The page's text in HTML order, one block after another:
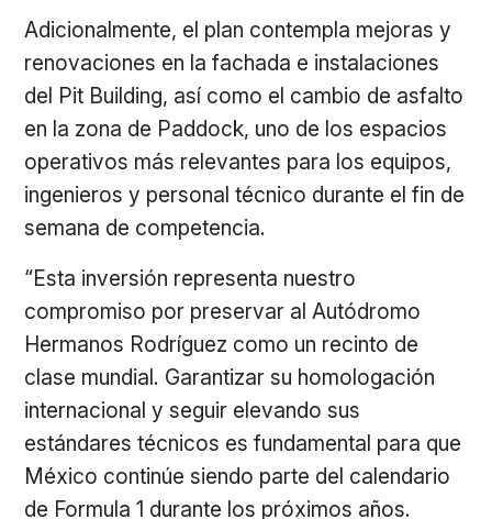
Adicionalmente, el plan contempla mejoras y
renovaciones en la fachada e instalaciones
del Pit Building, así como el cambio de asfalto
en la zona de Paddock, uno de los espacios
operativos más relevantes para los equipos,
ingenieros y personal técnico durante el fin de
semana de competencia.
“Esta inversión representa nuestro
compromiso por preservar al Autódromo
Hermanos Rodríguez como un recinto de
clase mundial. Garantizar su homologación
internacional y seguir elevando sus
estándares técnicos es fundamental para que
México continúe siendo parte del calendario
de Formula 1 durante los próximos años.